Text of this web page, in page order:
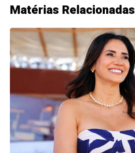
Matérias Relacionadas